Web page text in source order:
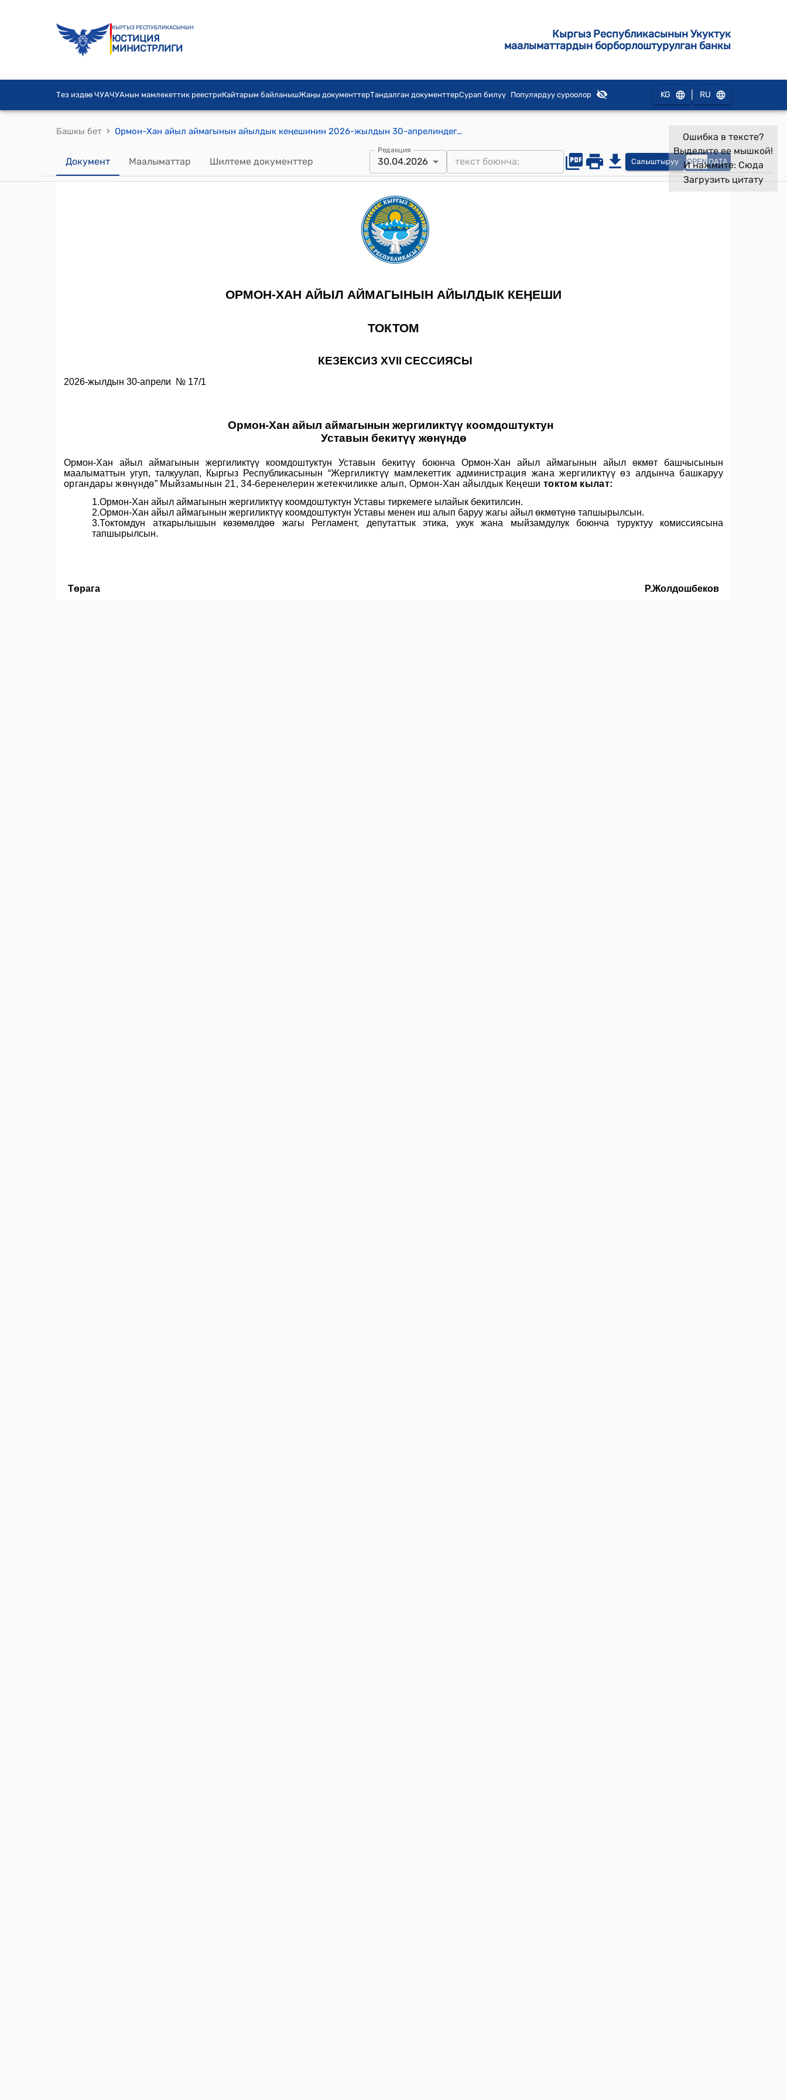
КЫРГЫЗ РЕСПУБЛИКАСЫНЫН
ЮСТИЦИЯ
МИНИСТРЛИГИ
Кыргыз Республикасынын Укуктук
маалыматтардын борборлоштурулган банкы
Тез издөө ЧУАЧУАнын мамлекеттик реестриКайтарым байланышЖаңы документтерТандалган документтерСурап билүү Популярдуу суроолор KG RU
Башкы бет › Ормон-Хан айыл аймагынын айылдык кеңешинин 2026-жылдын 30-апрелиндеги №17/1 "Ормон-Хан айыл аймагынын жергиликтүү коомдоштуктун Уставын бекитүү жөнүндө" Токтому
Документ Маалыматтар Шилтеме документтер
Редакция
30.04.2026 Салыштыруу OPEN DATA
Ошибка в тексте?
Выделите ее мышкой!
И нажмите: Сюда
Загрузить цитату